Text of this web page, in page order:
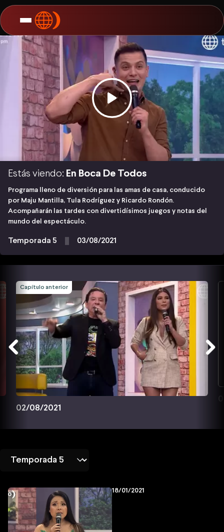
Estás viendo: En Boca De Todos
Programa lleno de diversión para las amas de casa, conducido
por Maju Mantilla, Tula Rodríguez y Ricardo Rondón.
Acompañarán las tardes con divertidísimos juegos y notas del
mundo del espectáculo.
Temporada 5 03/08/2021
Capítulo anterior
02/08/2021
18/01/2021